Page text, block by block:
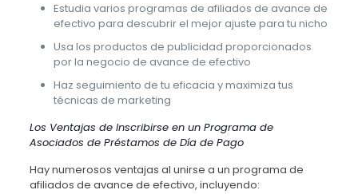
Estudia varios programas de afiliados de avance de
efectivo para descubrir el mejor ajuste para tu nicho
Usa los productos de publicidad proporcionados
por la negocio de avance de efectivo
Haz seguimiento de tu eficacia y maximiza tus
técnicas de marketing
Los Ventajas de Inscribirse en un Programa de
Asociados de Préstamos de Día de Pago
Hay numerosos ventajas al unirse a un programa de
afiliados de avance de efectivo, incluyendo: